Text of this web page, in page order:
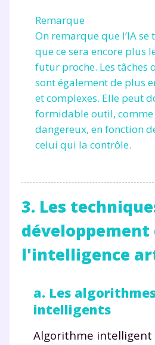
Remarque
On remarque que l’IA
que ce sera encore plus
futur proche. Les tâches
sont également de plus
et complexes. Elle peut
formidable outil,
dangereux, en fonction
celui qui la contrôle.
3. Les
développement
l'intelligence
a. Les
intelligents
Algorithme intelligent